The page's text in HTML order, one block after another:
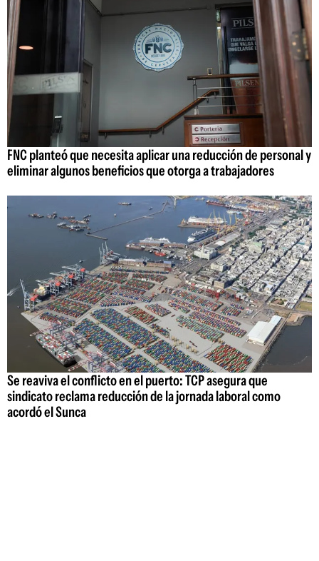
FNC planteó que necesita aplicar una reducción de personal y
eliminar algunos beneficios que otorga a trabajadores
Se reaviva el conflicto en el puerto: TCP asegura que
sindicato reclama reducción de la jornada laboral como
acordó el Sunca